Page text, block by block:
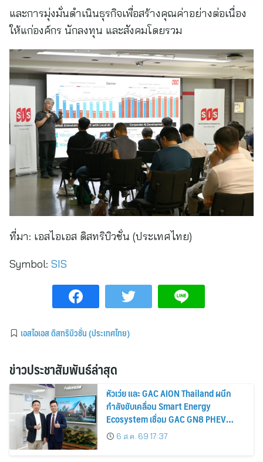
และการมุ่งมั่นดำเนินธุรกิจเพื่อสร้างคุณค่าอย่างต่อเนื่อง
ให้แก่องค์กร นักลงทุน และสังคมโดยรวม
ที่มา: เอสไอเอส ดิสทริบิวชั่น (ประเทศไทย)
Symbol: SIS
เอสไอเอส ดิสทริบิวชั่น (ประเทศไทย)
ข่าวประชาสัมพันธ์ล่าสุด
หัวเว่ย และ GAC AION Thailand ผนึก
กำลังขับเคลื่อน Smart Energy
Ecosystem เชื่อม GAC GN8 PHEV
รถยนต์ MPV ระดับพรีเมียม เข้ากับ
พลังงานแสงอาทิตย์ภายในบ้าน
6 ส.ค. 69 17:37